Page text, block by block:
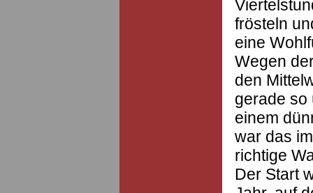
frösteln
eine
Wegen
den
gerade so
einem
war das
richtige
Der Start